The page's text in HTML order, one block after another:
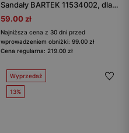
Sandały BARTEK 11534002, dla dziewcząt, biały
59.00 zł
Najniższa cena z 30 dni przed
wprowadzeniem obniżki: 99.00 zł
Cena regularna: 219.00 zł
Wyprzedaż
13%